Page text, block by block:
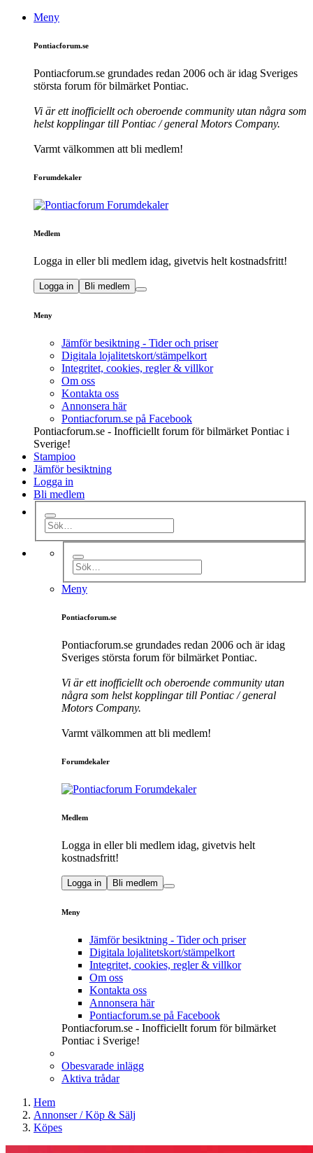
Meny
Pontiacforum.se
Pontiacforum.se grundades redan 2006 och är idag Sveriges
största forum för bilmärket Pontiac.
Vi är ett inofficiellt och oberoende community utan några som
helst kopplingar till Pontiac / general Motors Company.
Varmt välkommen att bli medlem!
Forumdekaler
Medlem
Logga in eller bli medlem idag, givetvis helt kostnadsfritt!
Logga in Bli medlem
Meny
Jämför besiktning - Tider och priser
Digitala lojalitetskort/stämpelkort
Integritet, cookies, regler & villkor
Om oss
Kontakta oss
Annonsera här
Pontiacforum.se på Facebook
Pontiacforum.se - Inofficiellt forum för bilmärket Pontiac i
Sverige!
Stampioo
Jämför besiktning
Logga in
Bli medlem
Meny
Pontiacforum.se
Pontiacforum.se grundades redan 2006 och är idag
Sveriges största forum för bilmärket Pontiac.
Vi är ett inofficiellt och oberoende community utan
några som helst kopplingar till Pontiac / general
Motors Company.
Varmt välkommen att bli medlem!
Forumdekaler
Medlem
Logga in eller bli medlem idag, givetvis helt
kostnadsfritt!
Logga in Bli medlem
Meny
Jämför besiktning - Tider och priser
Digitala lojalitetskort/stämpelkort
Integritet, cookies, regler & villkor
Om oss
Kontakta oss
Annonsera här
Pontiacforum.se på Facebook
Pontiacforum.se - Inofficiellt forum för bilmärket
Pontiac i Sverige!
Obesvarade inlägg
Aktiva trådar
Hem
Annonser / Köp & Sälj
Köpes